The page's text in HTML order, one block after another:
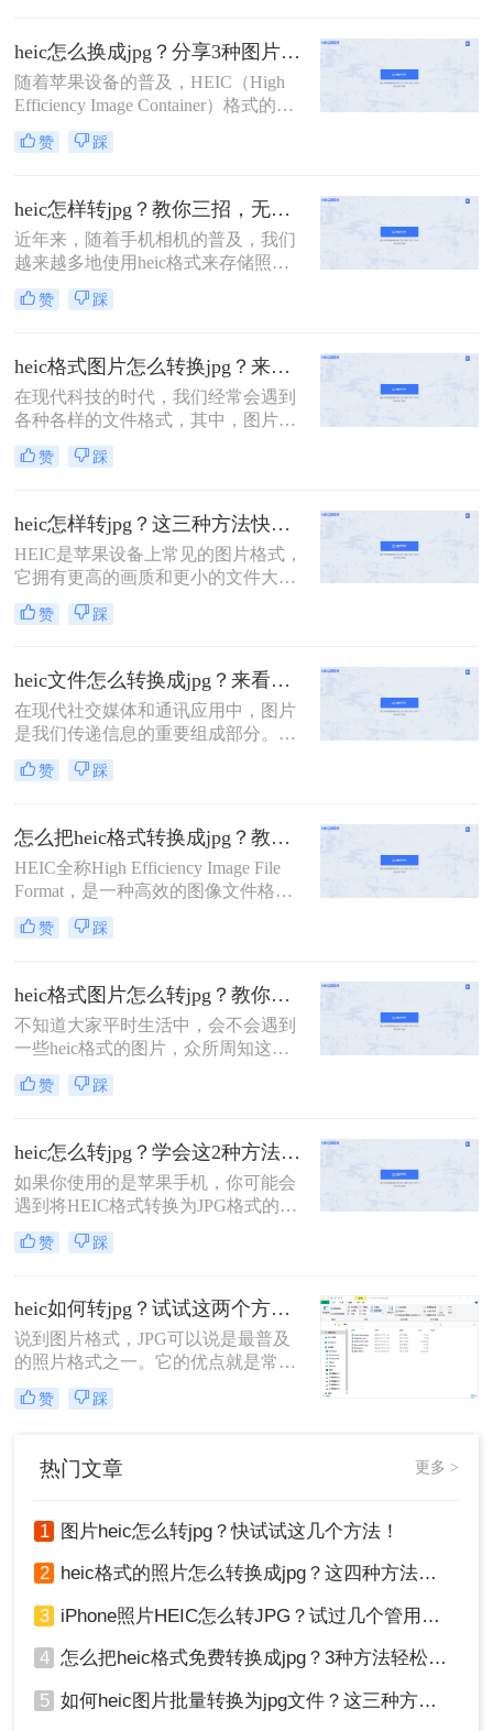
HEIC格式的图片。这种格式是苹果
iOS 11及更高版本新推出的一种图片
格式，采用新的HEIC图片处理技术，
可以在保证照片质量的前提下，占用
系统更少的储存空间
heic怎么换成jpg？分享3种图片格式转换方法！
随着苹果设备的普及，HEIC（High
Efficiency Image Container）格式的图
片逐渐进入了我们的视野。然而，由
于这种格式的特殊性和兼容性问题，
打开或编辑HEIC格式的图片。因此，
将HEIC转换成JPG格式成为了一个常
见的需求。那么heic怎么换成jpg呢？
本文将为您介绍三种实用的方法，帮
助您轻松完成HEIC到JPG的转换。
赞 踩
heic怎样转jpg？教你三招，无损转换！
近年来，随着手机相机的普及，我们
越来越多地使用heic格式来存储照
片。然而，与传统的jpg格式相比，
heic格式的兼容性较差，不支持的设
怎样转jpg问题，本文将向您介绍三种
简单而有效的方法，帮助将heic格式
的照片转换为常用的jpg格式。
赞 踩
heic格式图片怎么转换jpg？来看看这三种简单的方法详解！
在现代科技的时代，我们经常会遇到
各种各样的文件格式，其中，图片格
式也是其中之一。HEIC（High
Efficiency Image File Format）格式作
JPG格式具备更高的压缩效率和更好
的图像质量。然而，由于HEIC格式的
兼容性问题，它并不适用于所有设备
和软件。所以，当我们将HEIC格式的
图片转换为JPG格式时，就需要借助
一些工具和技巧。那么heic格式图片
的方法，帮助你轻松实现HEIC转JPG
赞 踩
heic怎样转jpg？这三种方法快速转换格式！
HEIC是苹果设备上常见的图片格式，
它拥有更高的画质和更小的文件大
小。然而，由于HEIC格式的图片在一
些设备和平台上不兼容，很多用户需
广泛地使用。那么，heic怎样转jpg
呢？下面将为大家介绍三种简单的方
法。
赞 踩
heic文件怎么转换成jpg？来看看这二种方法吧！
在现代社交媒体和通讯应用中，图片
是我们传递信息的重要组成部分。然
而，一些设备（如iPhone）默认保存
图片为HEIC格式，这在某些情况下可
在兼容性问题，许多人希望将其转换
为更常见的JPEG格式。本文将详细介
绍heic文件怎么转换成jpg，以及一些
应用程序和工具的推荐。
赞 踩
怎么把heic格式转换成jpg？教你三种简单的图片格式转换方法！
HEIC全称High Efficiency Image File
Format，是一种高效的图像文件格
式，由Moving Picture Experts
Group（MPEG）制定。HEIC在图片
秀，而且支持透明度、动画和深色模
式等功能。相比于JPEG，HEIC格式
图片在存储相同图片质量的情况下，
可以节省大量的存储空间。怎么把
heic格式转换成jpg？虽然HEI
赞 踩
heic格式图片怎么转jpg？教你二种简单的免费转换方法！
不知道大家平时生活中，会不会遇到
一些heic格式的图片，众所周知这是
iOS系统特有的一种图片格式存储方
式。 这种格式的图片也只有在苹果手
在其他设备查看的情况，这个时候就
需要将heic格式转换成常见的jpg格式
了。
赞 踩
heic怎么转jpg？学会这2种方法，轻松打开heic格式照片！
如果你使用的是苹果手机，你可能会
遇到将HEIC格式转换为JPG格式的问
题。虽然HEIC格式在保存图像时可以
节省大量存储空间，但不是所有设备
的方法，可以帮助你将HEIC格式转换
为JPG格式。
赞 踩
heic如何转jpg？试试这两个方法，高效转换，一键解决！
说到图片格式，JPG可以说是最普及
的照片格式之一。它的优点就是常用
和通用，因此是所有设备都支持的画
片格式！无论是手机、相机、电脑，
非常方便的照片格式。不仅如此，
JPG格式的容量也很小，要比RAW格
如果自己手中的照片不是JPG格式，
heic如何转jpg？和转转师妹一起来学
学吧！
赞 踩
热门文章 更多 >
1 图片heic怎么转jpg？快试试这几个方法！
2 heic格式的照片怎么转换成jpg？这四种方法快速转换格式！
3 iPhone照片HEIC怎么转JPG？试过几个管用的方法！
4 怎么把heic格式免费转换成jpg？3种方法轻松解决，原来这么简单！
5 如何heic图片批量转换为jpg文件？这三种方法快速转换格式！